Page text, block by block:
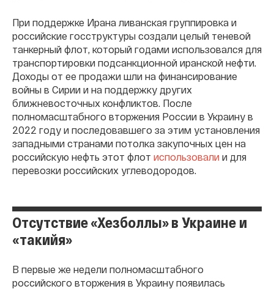
При поддержке Ирана ливанская группировка и
российские госструктуры создали целый теневой
танкерный флот, который годами использовался для
транспортировки подсанкционной иранской нефти.
Доходы от ее продажи шли на финансирование
войны в Сирии и на поддержку других
ближневосточных конфликтов. После
полномасштабного вторжения России в Украину в
2022 году и последовавшего за этим установления
западными странами потолка закупочных цен на
российскую нефть этот флот использовали и для
перевозки российских углеводородов.
Отсутствие «Хезболлы» в Украине и
«такийя»
В первые же недели полномасштабного
российского вторжения в Украину появилась